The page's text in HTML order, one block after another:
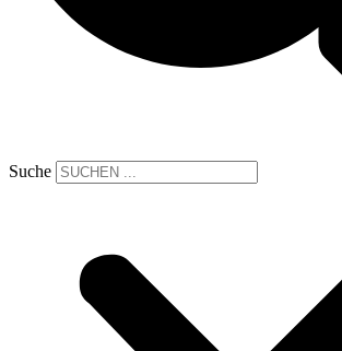
Suche